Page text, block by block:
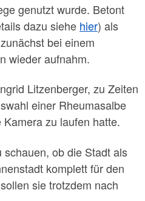
genutzt wurde. Betont
dazu siehe hier) als
bei einem
wieder aufnahm.
Litzenberger, zu Zeiten
einer Rheumasalbe
zu laufen hatte.
ob die Stadt als
komplett für den
sie trotzdem nach